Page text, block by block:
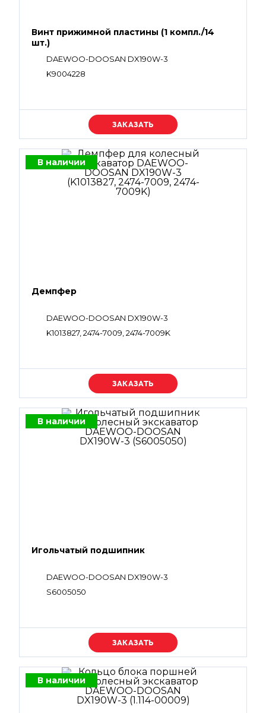
Винт прижимной пластины (1 компл./14
шт.)
DAEWOO-DOOSAN DX190W-3
K9004228
Уточняйте цену
В наличии
Демпфер
DAEWOO-DOOSAN DX190W-3
K1013827, 2474-7009, 2474-7009K
Уточняйте цену
В наличии
Игольчатый подшипник
DAEWOO-DOOSAN DX190W-3
S6005050
Уточняйте цену
В наличии